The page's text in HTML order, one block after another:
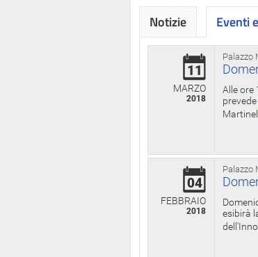
Notizie Eventi
Palazzo
11
MARZO
2018
Alle ore
Palazzo
04
FEBBRAIO
2018
esibirà